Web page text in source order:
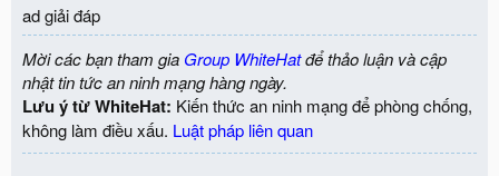
ad giải đáp
Mời các bạn tham gia Group WhiteHatđể thảo luận và cập
nhật tin tức an ninh mạng hàng ngày.
Lưu ý từ WhiteHat: Kiến thức an ninh mạng để phòng chống,
không làm điều xấu. Luật pháp liên quan